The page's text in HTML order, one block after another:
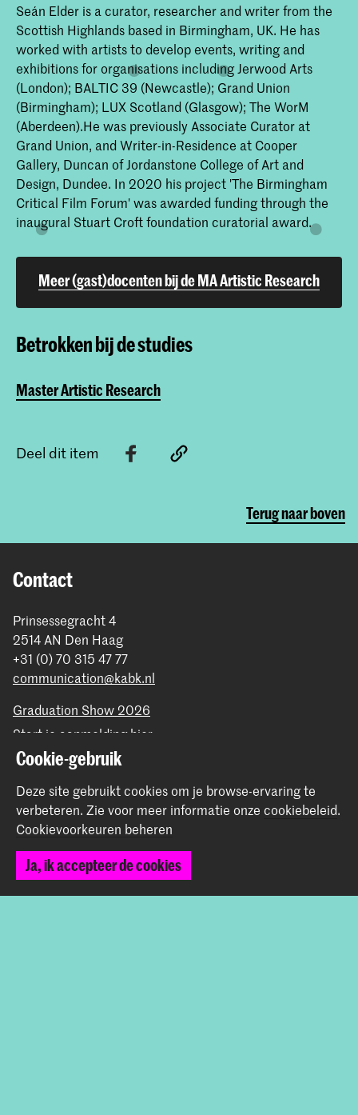
Seán Elder is a curator, researcher and writer from the
Scottish Highlands based in Birmingham, UK. He has
worked with artists to develop events, writing and
exhibitions for organisations including Jerwood Arts
(London); BALTIC 39 (Newcastle); Grand Union
(Birmingham); LUX Scotland (Glasgow); The WorM
(Aberdeen).He was previously Associate Curator at
Grand Union, and Writer-in-Residence at Cooper
Gallery, Duncan of Jordanstone College of Art and
Design, Dundee. In 2020 his project 'The Birmingham
Critical Film Forum' was awarded funding through the
inaugural Stuart Croft foundation curatorial award.
Meer (gast)docenten bij de MA Artistic Research
Betrokken bij de studies
Master Artistic Research
Deel dit item
Terug naar boven
Contact
Prinsessegracht 4
2514 AN Den Haag
+31 (0) 70 315 47 77
communication@kabk.nl
Graduation Show 2026
Start je aanmelding hier
Werken bij de KABK
Contactinfo
Volg ons
Blijf op de hoogte
Cookie-gebruik
Deze site gebruikt cookies om je browse-ervaring te
verbeteren. Zie voor meer informatie onze cookiebeleid.
Cookievoorkeuren beheren
Ja, ik accepteer de cookies